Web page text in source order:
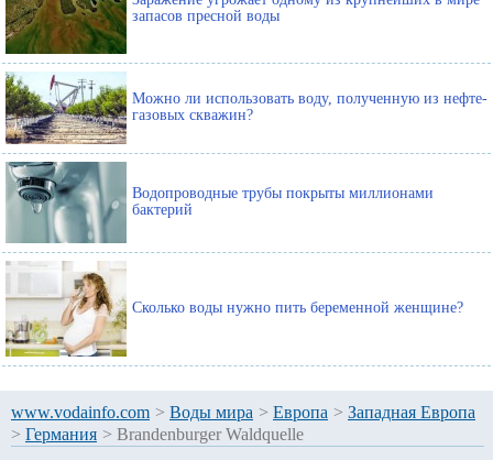
запасов пресной воды
Можно ли использовать воду, полученную из нефте-
газовых скважин?
Водопроводные трубы покрыты миллионами
бактерий
Сколько воды нужно пить беременной женщине?
www.vodainfo.com > Воды мира > Европа > Западная Европа
> Германия > Brandenburger Waldquelle